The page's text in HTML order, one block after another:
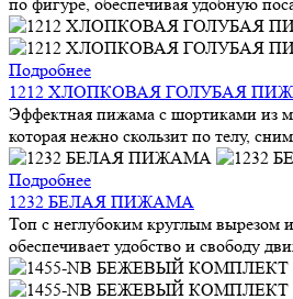
Подробнее
1212 ХЛОПКОВАЯ ГОЛУБАЯ
Эффектная пижама с шортиками из
которая нежно скользит по телу,
Подробнее
1232 БЕЛАЯ ПИЖАМА
Топ с неглубоким круглым вырезом
обеспечивает удобство и свободу